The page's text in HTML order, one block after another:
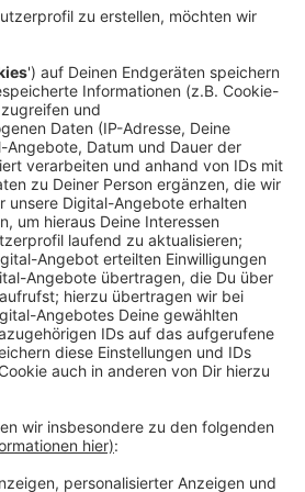
Räumen mit knapp 75
auch draußen neue Flächen
will man fertig sein, heißt es.
von gut zweieinhalb
man mit vielen lokalen Firmen
So kommen zum Beispiel
aus Nettetal.